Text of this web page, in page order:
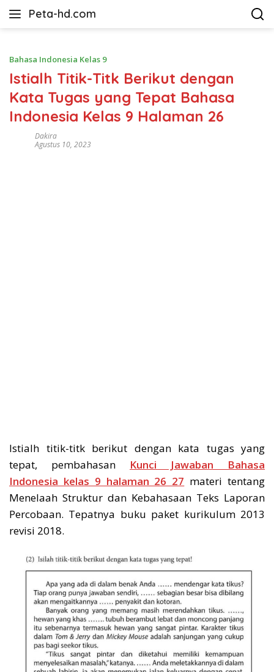
Peta-hd.com
Kumpulan
HD
Bahasa Indonesia Kelas 9
Istialh Titik-Titk Berikut dengan
Kata Tugas yang Tepat Bahasa
Indonesia Kelas 9 Halaman 26
Dakira
Agustus 10, 2023
Istialh titik-titk berikut dengan kata tugas yang
tepat, pembahasan Kunci Jawaban Bahasa
Indonesia kelas 9 halaman 26 27 materi tentang
Menelaah Struktur dan Kebahasaan Teks Laporan
Percobaan. Tepatnya buku paket kurikulum 2013
revisi 2018.